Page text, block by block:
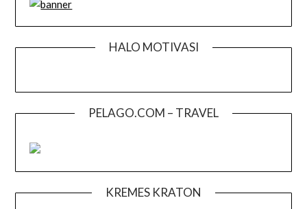
HALO MOTIVASI
PELAGO.COM – TRAVEL
KREMES KRATON